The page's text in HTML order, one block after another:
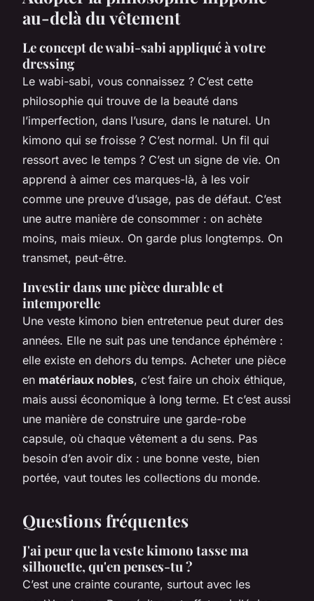
au-delà du vêtement
Le concept de wabi-sabi appliqué à votre
dressing
Le wabi-sabi, vous connaissez ? C’est cette
philosophie qui trouve de la beauté dans
l’imperfection, dans l’usure, dans le naturel. Un
kimono qui se froisse ? C’est normal. Un fil qui
ressort avec le temps ? C’est un signe de vie. On
apprend à aimer ces marques-là, à les voir
comme une preuve d’usage, pas de défaut. C’est
une autre manière de consommer : on achète
moins, mais mieux. On garde plus longtemps. On
transmet, peut-être.
Investir dans une pièce durable et
intemporelle
Une veste kimono bien entretenue peut durer des
années. Elle ne suit pas une tendance éphémère :
elle existe en dehors du temps. Acheter une pièce
en matériaux nobles, c’est faire un choix éthique,
mais aussi économique à long terme. Et c’est aussi
une manière de construire une garde-robe
capsule, où chaque vêtement a du sens. Pas
besoin d’en avoir dix : une bonne veste, bien
portée, vaut toutes les collections du monde.
Questions fréquentes
J'ai peur que la veste kimono tasse ma
silhouette, qu'en penses-tu ?
C’est une crainte courante, surtout avec les